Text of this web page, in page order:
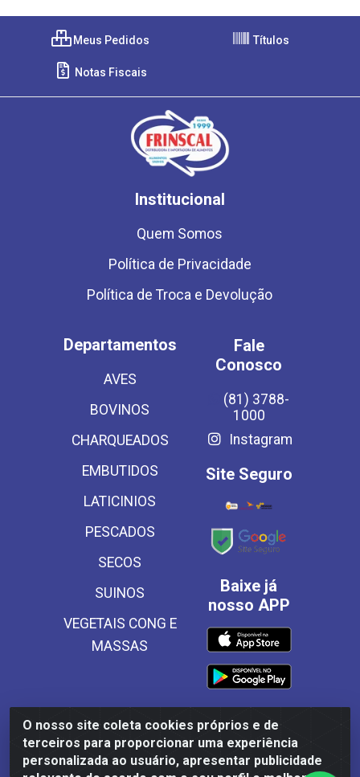
O nosso site coleta cookies próprios e de
terceiros para proporcionar uma experiência
personalizada ao usuário, apresentar publicidade
Meus Pedidos Títulos
Notas Fiscais
Institucional
Quem Somos
Política de Privacidade
Política de Troca e Devolução
Departamentos
AVES
BOVINOS
CHARQUEADOS
EMBUTIDOS
LATICINIOS
PESCADOS
SECOS
SUINOS
VEGETAIS CONG E
MASSAS
Fale
Conosco
(81) 3788-
1000
Instagram
Site Seguro
Baixe já
nosso APP
Frinscal - Distribuidora e Importadora de Alimentos LTDA -
Rodovia BR 101 Sul Km 187, 310 Galpão - Santa Rosa,
Palmares/PE - CEP 55540-000 - CNPJ 03.504.437/0001-50